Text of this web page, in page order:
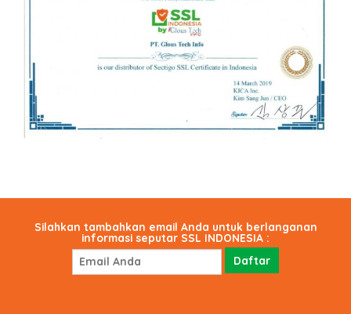
Silahkan tambahkan email Anda untuk berlanganan
informasi seputar SSL INDONESIA :